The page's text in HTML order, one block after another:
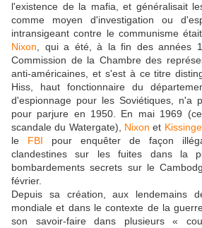
l'existence de la mafia, et généralisait
comme moyen d'investigation ou
intransigeant contre le communisme
Nixon, qui a été, à la fin des années
Commission de la Chambre des
anti-américaines, et s'est à ce titre
Hiss, haut fonctionnaire du
d'espionnage pour les Soviétiques, n'a
pour parjure en 1950. En mai 1969
scandale du Watergate), Nixon et
le FBI pour enquêter de façon
clandestines sur les fuites dans la
bombardements secrets sur le
février.
Depuis sa création, aux lendemains
mondiale et dans le contexte de la
son savoir-faire dans plusieurs «